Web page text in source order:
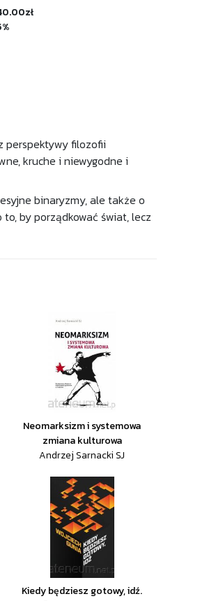
perspektywy filozofii
kruche i niewygodne i
binaryzmy, ale także o
by porządkować świat, lecz
Neomarksizm i systemowa
zmiana kulturowa
Andrzej Sarnacki SJ
Kiedy będziesz gotowy, idź.